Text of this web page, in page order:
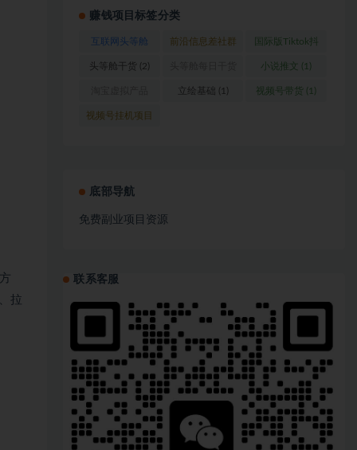
拉
赚钱项目标签分类
互联网头等舱
(1)
前沿信息差社群 国际版Tiktok抖
音运营(1)
头等舱干货 (2)
(1)
小说推文 (1)
(1)
立绘基础 (1) 视频号带货 (1)
视频号挂机项目
底部导航
免费副业项目资源
联系客服